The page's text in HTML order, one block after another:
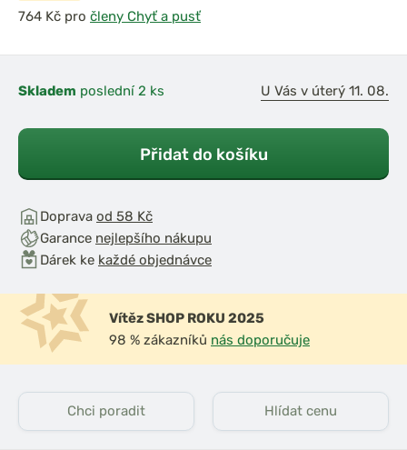
pro členy Chyť a pusť
Skladem poslední 2 ks U Vás v úterý 11. 08.
Přidat do košíku
Doprava od 58 Kč
Garance nejlepšího nákupu
Dárek ke každé objednávce
Vítěz SHOP ROKU 2025
98 % zákazníků nás doporučuje
Chci poradit Hlídat cenu